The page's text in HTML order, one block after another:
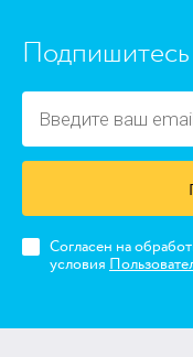
Согласен на
условия